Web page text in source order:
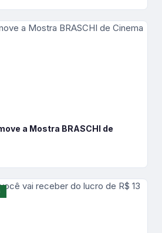
a Mostra BRASCHI de